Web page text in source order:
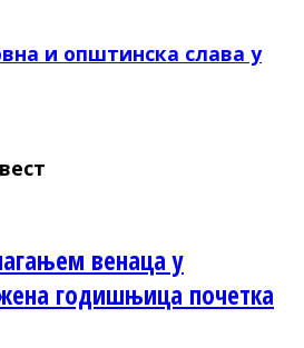
и општинска слава у
венаца у
годишњица почетка